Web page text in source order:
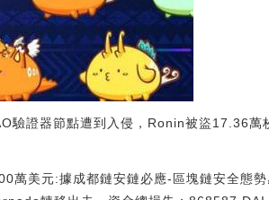
證器節點遭到入侵，Ronin被盜17.36萬
美元:據成都鏈安鏈必應-區塊鏈安全態